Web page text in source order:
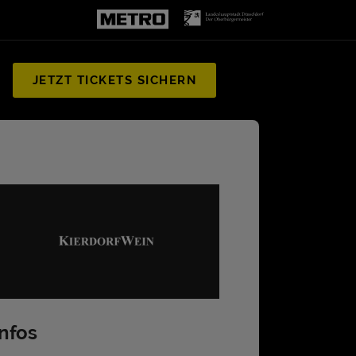
JETZT TICKETS SICHERN